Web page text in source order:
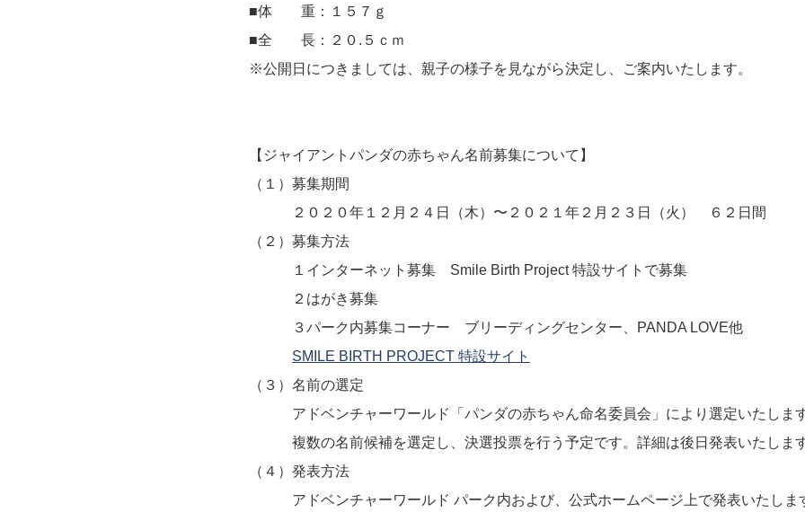
■体 重：１５７ｇ
■全 長：２０.５ｃｍ
※公開日につきましては、親子の様子を見ながら決定し、ご案内いたします。
【ジャイアントパンダの赤ちゃん名前募集について】
（１）募集期間
２０２０年１２月２４日（木）〜２０２１年２月２３日（火） ６２日間
（２）募集方法
１インターネット募集 Smile Birth Project 特設サイトで募集
２はがき募集
３パーク内募集コーナー ブリーディングセンター、PANDA LOVE他
SMILE BIRTH PROJECT 特設サイト
（３）名前の選定
アドベンチャーワールド「パンダの赤ちゃん命名委員会」により選定いたします
複数の名前候補を選定し、決選投票を行う予定です。詳細は後日発表いたします
（４）発表方法
アドベンチャーワールド パーク内および、公式ホームページ上で発表いたしま